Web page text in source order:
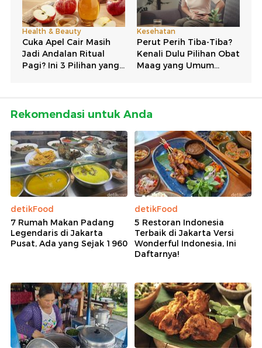
Rekomendasi untuk Anda
detikFood
7 Rumah Makan Padang
Legendaris di Jakarta
Pusat, Ada yang Sejak 1960
detikFood
5 Restoran Indonesia
Terbaik di Jakarta Versi
Wonderful Indonesia, Ini
Daftarnya!